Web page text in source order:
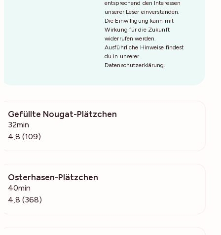
entsprechend den Interessen
unserer Leser einverstanden.
Die Einwilligung kann mit
Wirkung für die Zukunft
widerrufen werden.
Ausführliche Hinweise findest
du in unserer
Datenschutzerklärung.
Gefüllte Nougat-Plätzchen
32min
4,8 (109)
Osterhasen-Plätzchen
40min
4,8 (368)